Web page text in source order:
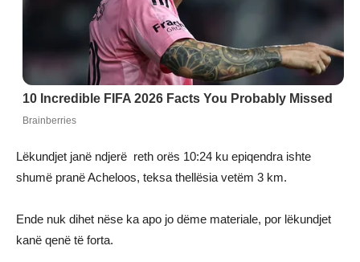
Lëkundjet janë ndjerë reth orës 10:24 ku epiqendra ishte
shumë pranë Acheloos, teksa thellësia vetëm 3 km.
Ende nuk dihet nëse ka apo jo dëme materiale, por lëkundjet
kanë qenë të forta.